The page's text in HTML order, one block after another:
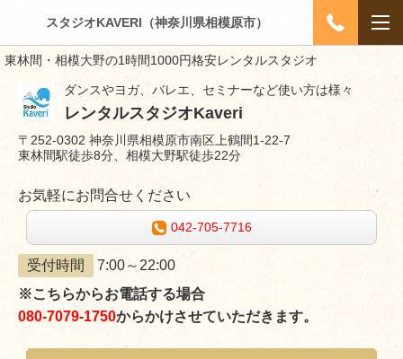
スタジオKAVERI（神奈川県相模原市）
東林間・相模大野の1時間1000円格安レンタルスタジオ
ダンスやヨガ、バレエ、セミナーなど使い方は様々
レンタルスタジオKaveri
〒252-0302 神奈川県相模原市南区上鶴間1-22-7
東林間駅徒歩8分、相模大野駅徒歩22分
お気軽にお問合せください
042-705-7716
受付時間
7:00～22:00
※こちらからお電話する場合
080-7079-1750からかけさせていただきます。